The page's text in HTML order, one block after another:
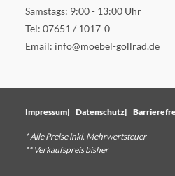
Samstags: 9:00 - 13:00 Uhr
Tel: 07651 / 1017-0
Email: info@moebel-gollrad.de
Impressum Datenschutz
* Alle Preise inkl. Mehrwertsteuer
** Verkaufspreis bisher